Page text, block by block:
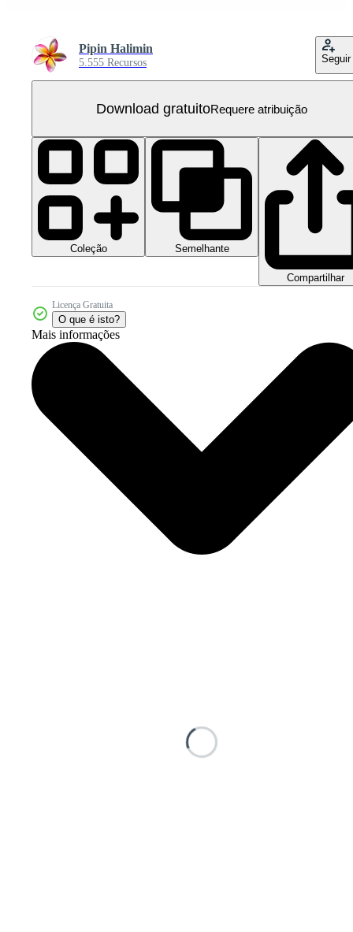
Pipin Halimin
5.555 Recursos Seguir
Download gratuitoRequere atribuição
Coleção Semelhante
Compartilhar
Licença Gratuita
O que é isto?
Mais informações